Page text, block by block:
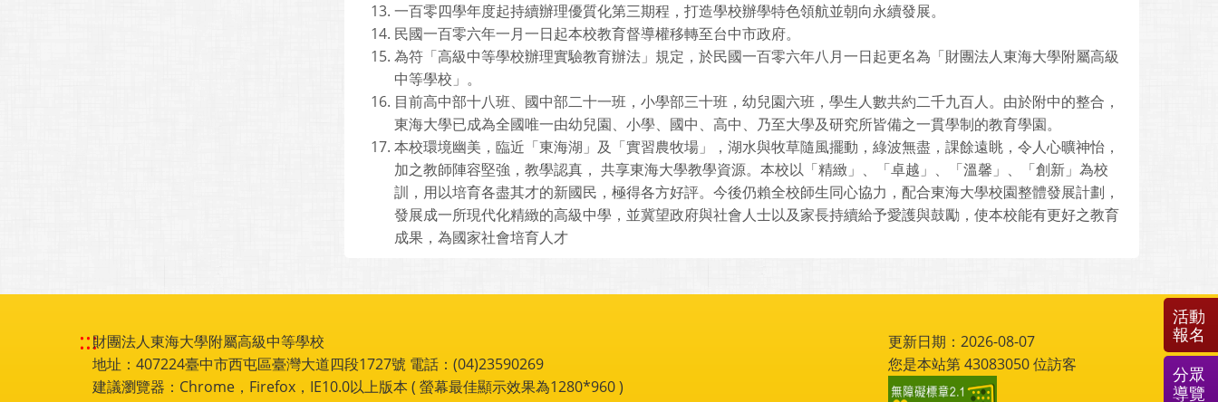
一百零四學年度起持續辦理優質化第三期程，打造學校辦學特色領航並朝向永續發展。
民國一百零六年一月一日起本校教育督導權移轉至台中市政府。
為符「高級中等學校辦理實驗教育辦法」規定，於民國一百零六年八月一日起更名為「財團法人東海大學附屬高級
中等學校」。
目前高中部十八班、國中部二十一班，小學部三十班，幼兒園六班，學生人數共約二千九百人。由於附中的整合，
東海大學已成為全國唯一由幼兒園、小學、國中、高中、乃至大學及研究所皆備之一貫學制的教育學園。
本校環境幽美，臨近「東海湖」及「實習農牧場」，湖水與牧草隨風擺動，綠波無盡，課餘遠眺，令人心曠神怡，
加之教師陣容堅強，教學認真， 共享東海大學教學資源。本校以「精緻」、「卓越」、「溫馨」、「創新」為校
訓，用以培育各盡其才的新國民，極得各方好評。今後仍賴全校師生同心協力，配合東海大學校園整體發展計劃，
發展成一所現代化精緻的高級中學，並冀望政府與社會人士以及家長持續給予愛護與鼓勵，使本校能有更好之教育
成果，為國家社會培育人才
:::財團法人東海大學附屬高級中等學校
地址：407224臺中市西屯區臺灣大道四段1727號 電話：(04)23590269
建議瀏覽器：Chrome，Firefox，IE10.0以上版本 ( 螢幕最佳顯示效果為1280*960 )
更新日期：2026-08-07
您是本站第43083050位訪客
活動
報名
分眾
導覽